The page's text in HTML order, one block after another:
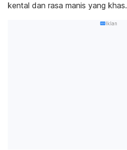
kental dan rasa manis yang khas.
Iklan